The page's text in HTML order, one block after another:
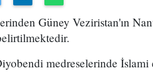
Güney Veziristan'ın
medreselerinde